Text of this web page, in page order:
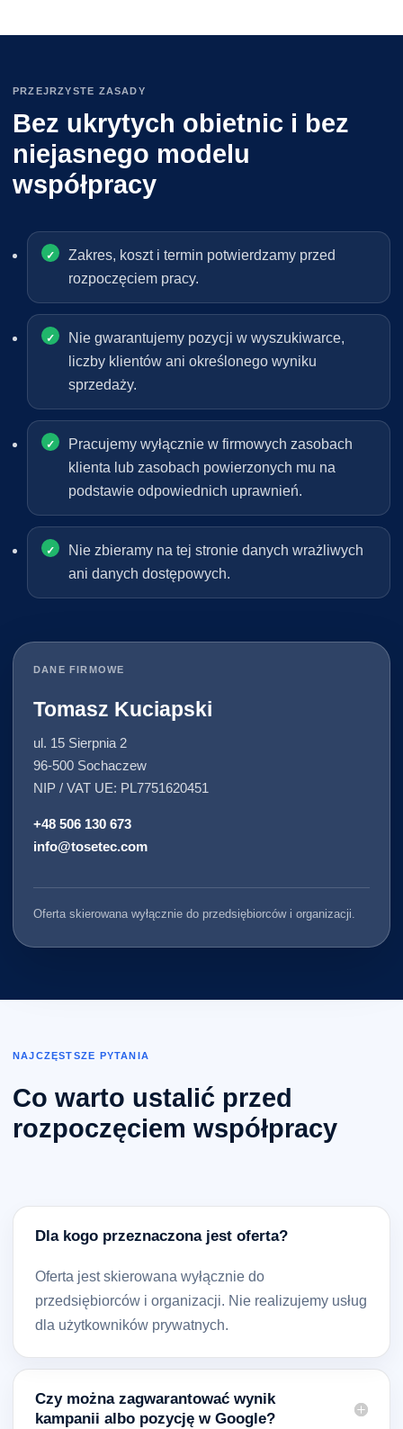
PRZEJRZYSTE ZASADY
Bez ukrytych obietnic i bez
niejasnego modelu
współpracy
Zakres, koszt i termin potwierdzamy przed
rozpoczęciem pracy.
Nie gwarantujemy pozycji w wyszukiwarce,
liczby klientów ani określonego wyniku
sprzedaży.
Pracujemy wyłącznie w firmowych zasobach
klienta lub zasobach powierzonych mu na
podstawie odpowiednich uprawnień.
Nie zbieramy na tej stronie danych wrażliwych
ani danych dostępowych.
DANE FIRMOWE
Tomasz Kuciapski
ul. 15 Sierpnia 2
96-500 Sochaczew
NIP / VAT UE: PL7751620451
+48 506 130 673
info@tosetec.com
Oferta skierowana wyłącznie do przedsiębiorców i organizacji.
NAJCZĘSTSZE PYTANIA
Co warto ustalić przed
rozpoczęciem współpracy
Dla kogo przeznaczona jest oferta?
Oferta jest skierowana wyłącznie do
przedsiębiorców i organizacji. Nie realizujemy usług
dla użytkowników prywatnych.
Czy można zagwarantować wynik
kampanii albo pozycję w Google?